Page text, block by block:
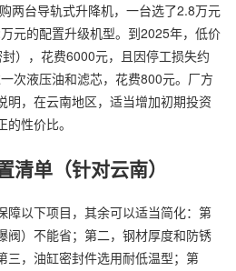
两台导轨式升降机，一台选了2.8万元
元的配置升级机型。到2025年，低价
），花费6000元，且因停工损失约
次液压油和滤芯，花费800元。厂方
明，在云南地区，适当增加初期投资
性价比。
清单（针对云南）
障以下项目，其余可以适当简化：第
阀）不能省；第二，钢材厚度和防锈
三，油缸密封件选用耐低温型；第